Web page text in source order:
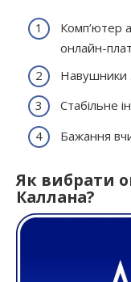
Комп’ютер
онлайн-
Навушники
Стабільне
Бажання
Як вибрати
Каллана?